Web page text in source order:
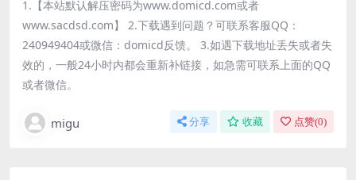
1.【本站默认解压密码为www.domicd.com或者
www.sacdsd.com】 2.下载遇到问题？可联系客服QQ：
240949404或微信：domicd反馈。 3.如遇下载地址丢失或者失
效的，一般24小时内都会重新补链接，如急需可联系上面的QQ
或者微信。
migu 分享 收藏 点赞(0)